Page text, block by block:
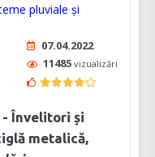
07.04.2022
11485 vizualizări
- Învelitori și
metalică,